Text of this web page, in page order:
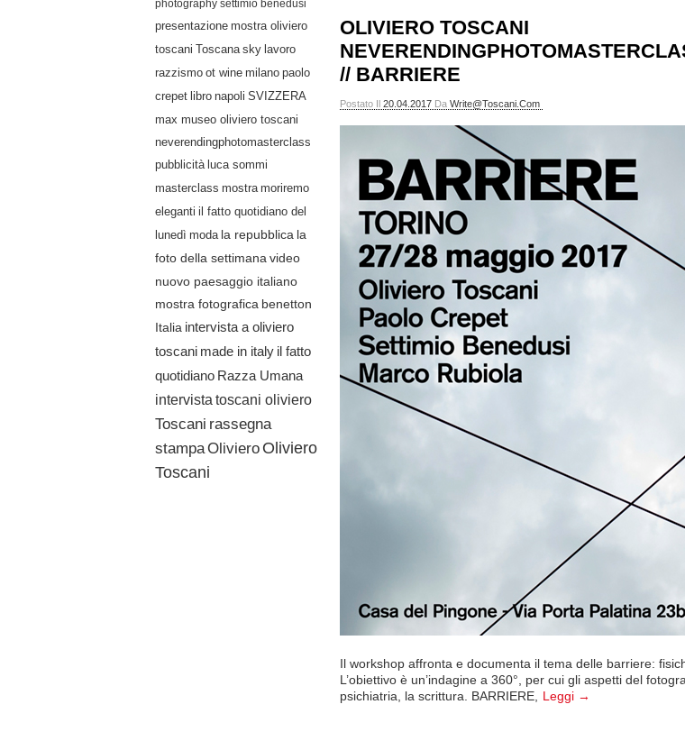
photography settimio benedusi
presentazione mostra oliviero
toscani
Toscana sky lavoro
razzismo ot wine milano paolo
crepet libro napoli SVIZZERA
max museo oliviero toscani
neverendingphotomasterclass
pubblicità luca sommi
masterclass mostra moriremo
eleganti il fatto quotidiano del
lunedì moda la repubblica la
foto della settimana video
nuovo paesaggio italiano
mostra fotografica benetton
Italia intervista a oliviero
toscani made in italy il fatto
quotidiano Razza Umana
intervista toscani oliviero
Toscani rassegna
stampaOliviero Oliviero
Toscani
OLIVIERO TOSCANI
// BARRIERE
Postato Il 20.04.2017 Da Write@toscani.com
Il workshop affronta e documenta il tema delle barriere:
L’obiettivo è un’indagine a 360°, per cui gli aspetti del
psichiatria, la scrittura. BARRIERE,
Leggi →